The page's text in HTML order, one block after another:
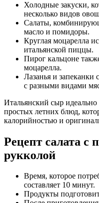
Холодные закуски,
несколько видов
Салаты,
масло и помидоры.
Круглая моцарелла
итальянской пиццы.
Пирог кальцоне
моцарелла.
Лазанья и
с разными видами
Итальянский сыр
простых летних блюд,
калорийностью и
Рецепт салата с
рукколой
Время, которое
составляет 10 минут.
Продукты